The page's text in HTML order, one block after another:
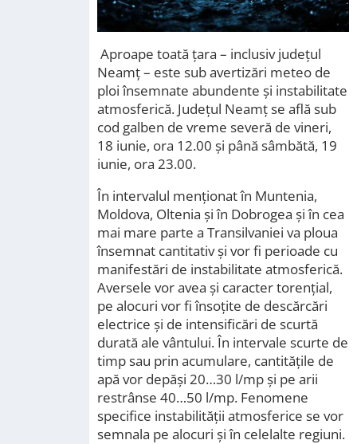
Aproape toată țara – inclusiv județul
Neamț – este sub avertizări meteo de
ploi însemnate abundente și instabilitate
atmosferică. Județul Neamț se află sub
cod galben de vreme severă de vineri,
18 iunie, ora 12.00 și până sâmbătă, 19
iunie, ora 23.00.
În intervalul menționat în Muntenia,
Moldova, Oltenia și în Dobrogea și în cea
mai mare parte a Transilvaniei va ploua
însemnat cantitativ și vor fi perioade cu
manifestări de instabilitate atmosferică.
Aversele vor avea și caracter torențial,
pe alocuri vor fi însoțite de descărcări
electrice și de intensificări de scurtă
durată ale vântului. În intervale scurte de
timp sau prin acumulare, cantitățile de
apă vor depăși 20…30 l/mp și pe arii
restrânse 40…50 l/mp. Fenomene
specifice instabilității atmosferice se vor
semnala pe alocuri și în celelalte regiuni.